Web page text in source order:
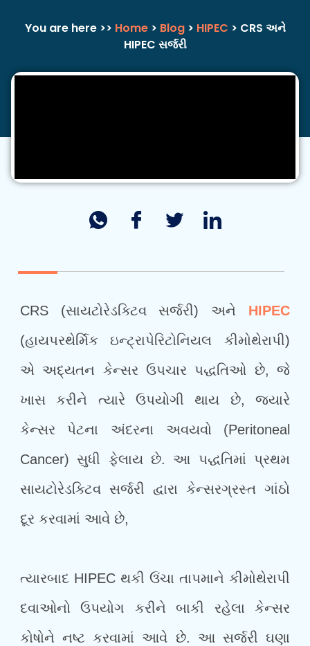
You are here >> Home> Blog> HIPEC > CRS અને
HIPEC સર્જરી
CRS (સાયટોરેડક્ટિવ સર્જરી) અને HIPEC
(હાયપરથેર્મિક ઇન્ટ્રાપેરિટોનિયલ કીમોથેરાપી)
એ અદ્યતન કેન્સર ઉપચાર પદ્ધતિઓ છે, જે
ખાસ કરીને ત્યારે ઉપયોગી થાય છે, જ્યારે
કેન્સર પેટના અંદરના અવયવો (Peritoneal
Cancer) સુધી ફેલાય છે. આ પદ્ધતિમાં પ્રથમ
સાયટોરેડક્ટિવ સર્જરી દ્વારા કેન્સરગ્રસ્ત ગાંઠો
દૂર કરવામાં આવે છે,
ત્યારબાદ HIPEC થકી ઉંચા તાપમાને કીમોથેરાપી
દવાઓનો ઉપયોગ કરીને બાકી રહેલા કેન્સર
કોષોને નષ્ટ કરવામાં આવે છે. આ સર્જરી ઘણા